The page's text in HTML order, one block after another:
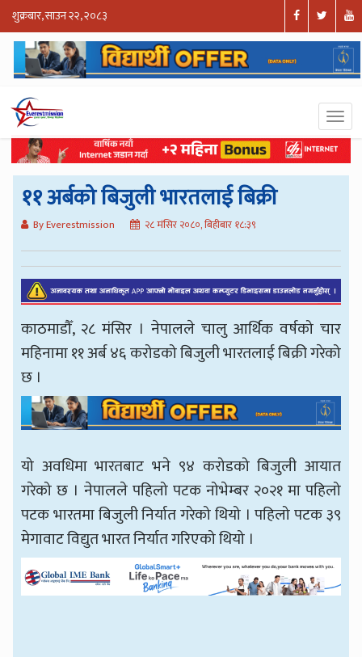
शुक्रबार, साउन २२, २०८३
११ अर्बको बिजुली भारतलाई बिक्री
By Everestmission २८ मंसिर २०८०, बिहीबार १८:३९
काठमाडौँ, २८ मंसिर । नेपालले चालु आर्थिक वर्षको चार
महिनामा ११ अर्ब ४६ करोडको बिजुली भारतलाई बिक्री गरेको
छ ।
यो अवधिमा भारतबाट भने ९४ करोडको बिजुली आयात
गरेको छ । नेपालले पहिलो पटक नोभेम्बर २०२१ मा पहिलो
पटक भारतमा बिजुली निर्यात गरेको थियो । पहिलो पटक ३९
मेगावाट विद्युत भारत निर्यात गरिएको थियो ।